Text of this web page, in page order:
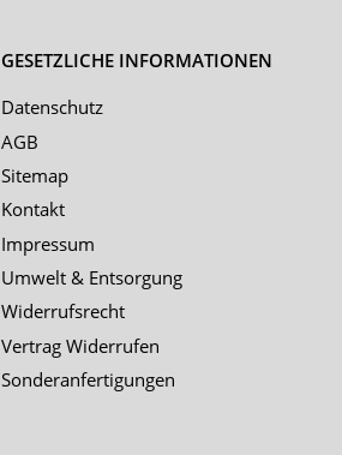
GESETZLICHE INFORMATIONEN
Datenschutz
AGB
Sitemap
Kontakt
Impressum
Umwelt & Entsorgung
Widerrufsrecht
Vertrag Widerrufen
Sonderanfertigungen